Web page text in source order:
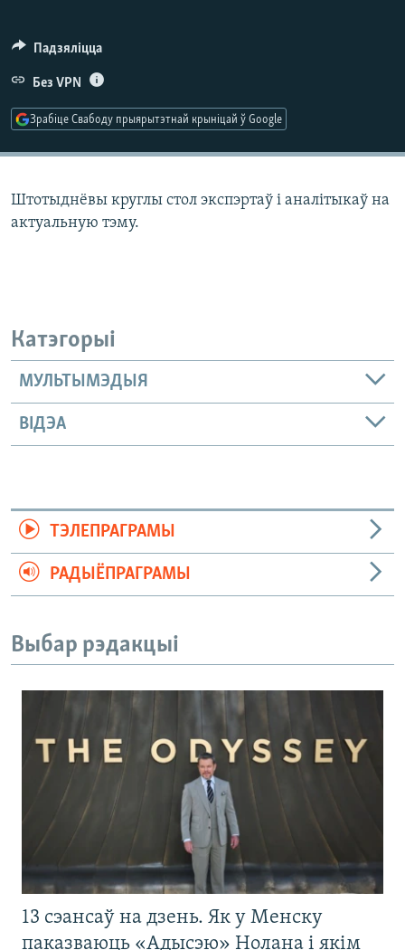
КАЛЯНДАР
НА ХВАЛЯХ СВАБОДЫ
Падзяліцца
Без VPN
Зрабіце Свабоду прыярытэтнай крыніцай ў Google
Штотыднёвы круглы стол экспэртаў і аналітыкаў на
актуальную тэму.
Катэгорыі
МУЛЬТЫМЭДЫЯ
ВІДЭА
ТЭЛЕПРАГРАМЫ
РАДЫЁПРАГРАМЫ
Выбар рэдакцыі
13 сэансаў на дзень. Як у Менску
паказваюць «Адысэю» Нолана і якім